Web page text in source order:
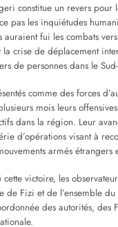
constitue un revers pour
pas les inquiétudes
auraient fui les combats
la crise de déplacement
de personnes dans le
comme des forces
mois leurs
dans la région. Leur
d’opérations visant à
armés étrangers
victoire, les
Fizi et de l’ensemble du
des autorités, des